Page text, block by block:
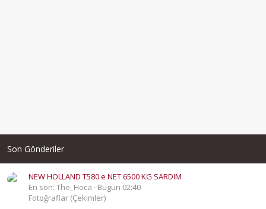
Son Gönderiler
NEW HOLLAND T580 e NET 6500 KG SARDIM
En son: The_Hoca
Bugün 02:40
Fotoğraflar (Çekimler)